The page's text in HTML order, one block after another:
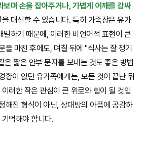
보며 손을 잡아주거나, 가볍게 어깨를 감싸
대신할 수 있습니다. 특히 가족장은 유가
밀하기 때문에, 이러한 비언어적 표현이 큰
을 마친 후에도, 며칠 뒤에 "식사는 잘 챙기
은 짧은 안부 문자를 보내는 것도 좋은 방법
황이 없던 유가족에게는, 모든 것이 끝난 뒤
러한 작은 관심이 큰 위로와 힘이 될 것입
해진 형식이 아닌, 상대방의 아픔에 공감하
억해야 합니다.